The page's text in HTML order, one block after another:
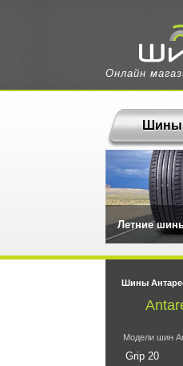
Онлайн
Шины
Летние
Шины
Модели шин
Grip 20